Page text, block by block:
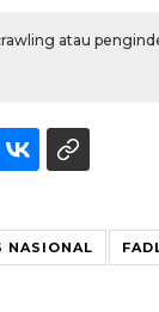
atau
NASIONAL